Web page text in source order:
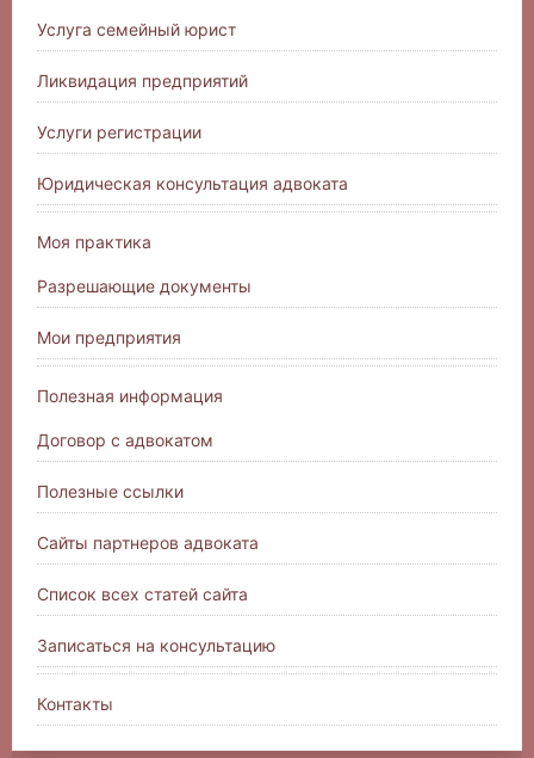
Услуга семейный юрист
Ликвидация предприятий
Услуги регистрации
Юридическая консультация адвоката
Моя практика
Разрешающие документы
Мои предприятия
Полезная информация
Договор с адвокатом
Полезные ссылки
Сайты партнеров адвоката
Список всех статей сайта
Записаться на консультацию
Контакты